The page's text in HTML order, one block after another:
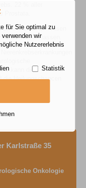
22 % aller
Prostata.
Männer ab diesen
untersuchen lassen.
kann die
Heilungschancen
Karlstraße 35
rologische Onkologie
für Sie optimal zu
wir
Nutzererlebnis
Statistik